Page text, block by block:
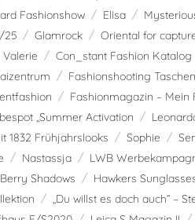
Fashionshow Elisa
25 Glamrock
Oriental for
Valerie Con_stant Fashion
Fashionshooting
Fashionmagazin – Mein
„Summer Activation
1832 Frühjahrslooks Sophie
Nastassja LWB
Berry Shadows
Hawkers
„Du willst es doch auch“ –